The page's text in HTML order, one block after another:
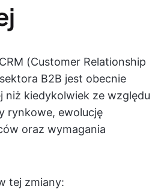
(Customer Relationship
B2B jest obecnie
niż kiedykolwiek ze względu
rynkowe, ewolucję
oraz wymagania
tej zmiany: